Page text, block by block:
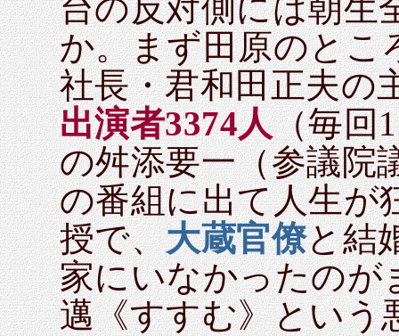
台の反対側には朝生
か。まず田原のとこ
社長・君和田正夫の
出演者3374人（毎回
の舛添要一（参議院
の番組に出て人生が
授で、大蔵官僚と結
家にいなかったのが
邁《すすむ》という